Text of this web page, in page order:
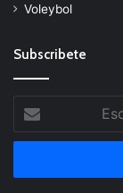
Voleybol
Subscribete
tu
correo